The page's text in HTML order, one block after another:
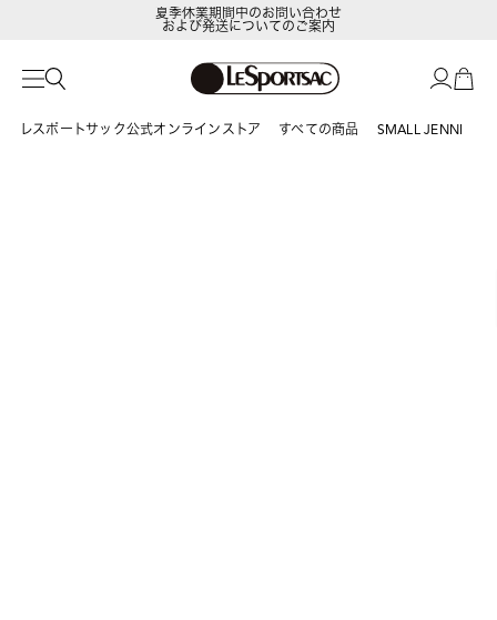
夏季休業期間中のお問い合わせ
および発送についてのご案内
レスポートサック公式オンラインストア すべての商品 SMALL JENNI